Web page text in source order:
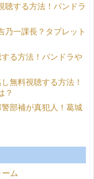
聴する方法！パンドラ
乃一課長？タブレット
る方法！パンドラや
無料視聴する方法！
？
部補が真犯人！葛城
ム